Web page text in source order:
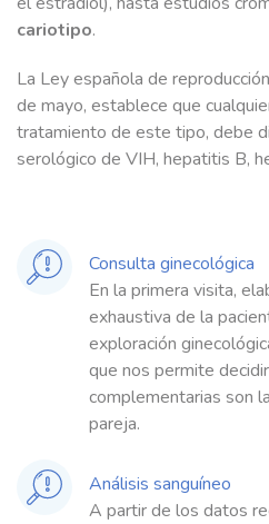
cariotipo.
La Ley española de
de mayo, establece que
tratamiento de este tipo, debe
serológico de VIH, hepatitis B,
Consulta ginecológica
En la primera visita,
exhaustiva de la
exploración
que nos permite
complementarias son
pareja.
Análisis sanguíneo
A partir de los datos